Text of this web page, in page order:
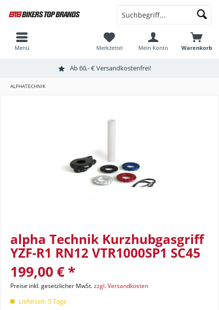
Ab 60,- € Versandkostenfrei!
Warenkorb
Merkzettel Mein Konto
Menü
ALPHATECHNIK
alpha Technik Kurzhubgasgriff
YZF-R1 RN12 VTR1000SP1 SC45
199,00 € *
Preise inkl. gesetzlicher MwSt.zzgl. Versandkosten
Lieferzeit: 5 Tage